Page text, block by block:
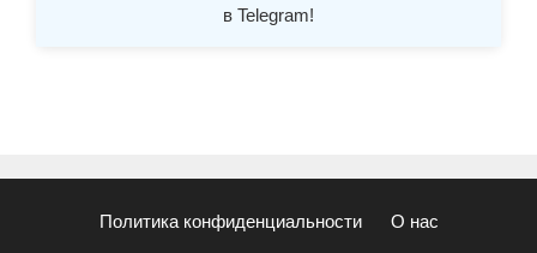
в Telegram!
Политика конфиденциальности О нас